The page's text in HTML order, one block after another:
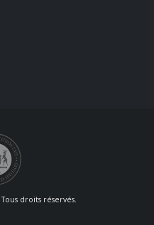
droits réservés.